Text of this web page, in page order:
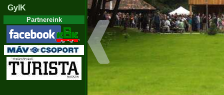
GyIK
Partnereink